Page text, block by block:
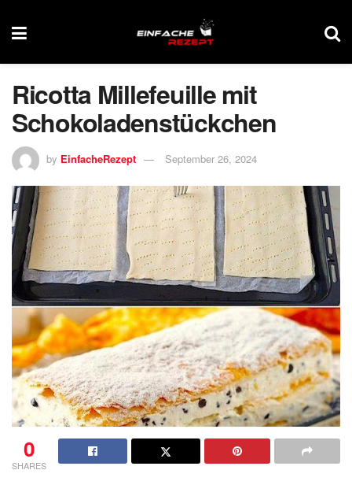
Ricotta Millefeuille mit
Schokoladenstückchen
by EinfacheRezept September 26, 2024
0
SHARES